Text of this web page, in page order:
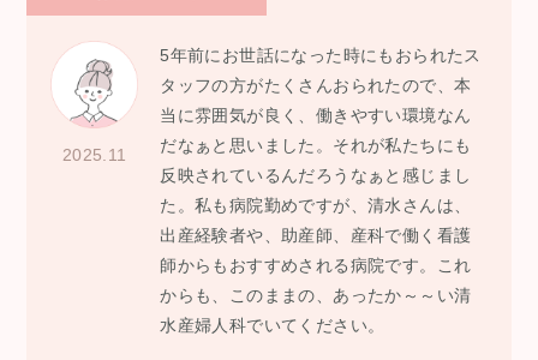
2025.11
5年前にお世話になった時にもおられたス
タッフの方がたくさんおられたので、本
当に雰囲気が良く、働きやすい環境なん
だなぁと思いました。それが私たちにも
反映されているんだろうなぁと感じまし
た。私も病院勤めですが、清水さんは、
出産経験者や、助産師、産科で働く看護
師からもおすすめされる病院です。これ
からも、このままの、あったか～～い清
水産婦人科でいてください。